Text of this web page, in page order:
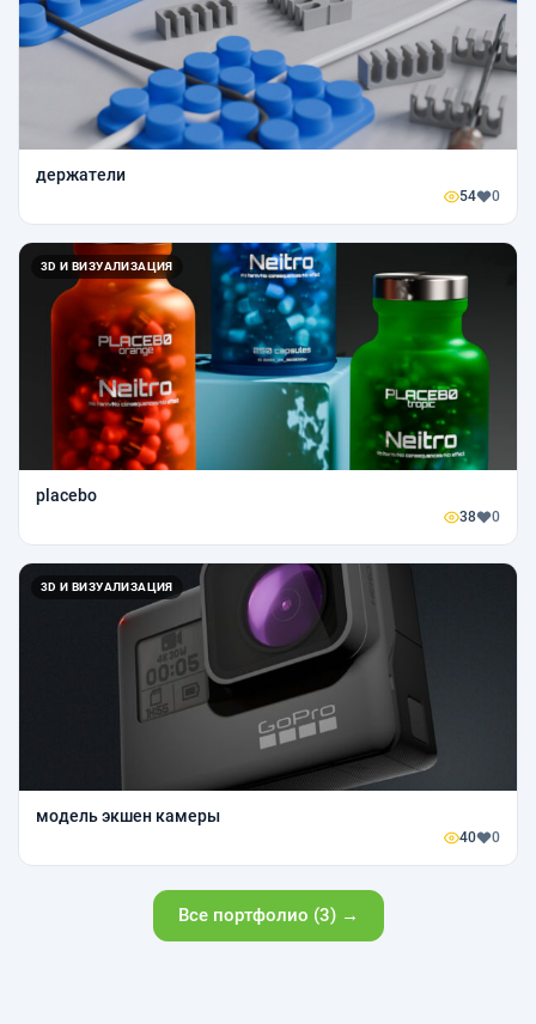
держатели
54 0
3D И ВИЗУАЛИЗАЦИЯ
placebo
38 0
3D И ВИЗУАЛИЗАЦИЯ
модель экшен камеры
40 0
Все портфолио (3) →